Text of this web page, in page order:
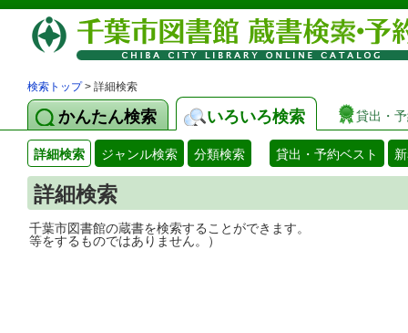
検索トップ> 詳細検索
かんたん検索 いろいろ検索 貸出・
詳細検索 ジャンル検索 分類検索 貸出・予約ベスト
詳細検索
千葉市図書館の蔵書を検索することがで
等をするものではありません。）